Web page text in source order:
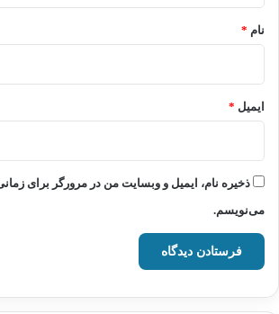
نام *
ایمیل *
ذخیره نام، ایمیل و وبسایت من در مرورگر برای
می‌نویسم.